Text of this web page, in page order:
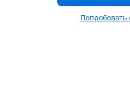
Попробовать